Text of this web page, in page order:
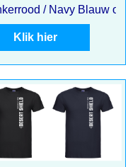
/ Navy Blauw of
Klik hier